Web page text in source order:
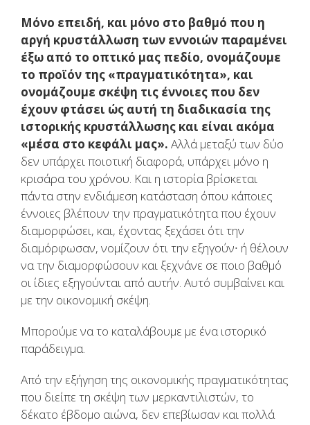
Μόνο επειδή, και μόνο στο βαθμό που η
αργή κρυστάλλωση των εννοιών παραμένει
έξω από το οπτικό μας πεδίο, ονομάζουμε
το προϊόν της «πραγματικότητα», και
ονομάζουμε σκέψη τις έννοιες που δεν
έχουν φτάσει ώς αυτή τη διαδικασία της
ιστορικής κρυστάλλωσης και είναι ακόμα
«μέσα στο κεφάλι μας». Αλλά μεταξύ των δύο
δεν υπάρχει ποιοτική διαφορά, υπάρχει μόνο η
κρισάρα του χρόνου. Και η ιστορία βρίσκεται
πάντα στην ενδιάμεση κατάσταση όπου κάποιες
έννοιες βλέπουν την πραγματικότητα που έχουν
διαμορφώσει, και, έχοντας ξεχάσει ότι την
διαμόρφωσαν, νομίζουν ότι την εξηγούν∙ ή θέλουν
να την διαμορφώσουν και ξεχνάνε σε ποιο βαθμό
οι ίδιες εξηγούνται από αυτήν. Αυτό συμβαίνει και
με την οικονομική σκέψη.
Μπορούμε να το καταλάβουμε με ένα ιστορικό
παράδειγμα.
Από την εξήγηση της οικονομικής πραγματικότητας
που διείπε τη σκέψη των μερκαντιλιστών, το
δέκατο έβδομο αιώνα, δεν επεβίωσαν και πολλά